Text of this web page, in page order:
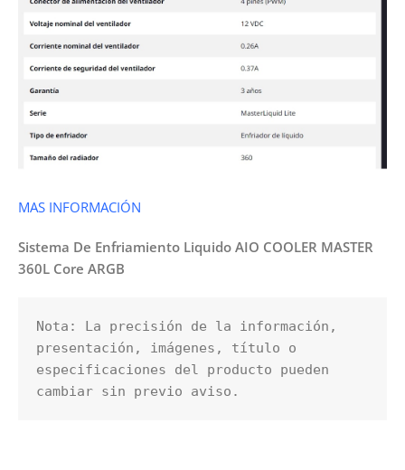
MAS INFORMACIÓN
Sistema De Enfriamiento Liquido AIO COOLER MASTER
360L Core ARGB
Nota: La precisión de la información,
presentación, imágenes, título o
especificaciones del producto pueden
cambiar sin previo aviso.